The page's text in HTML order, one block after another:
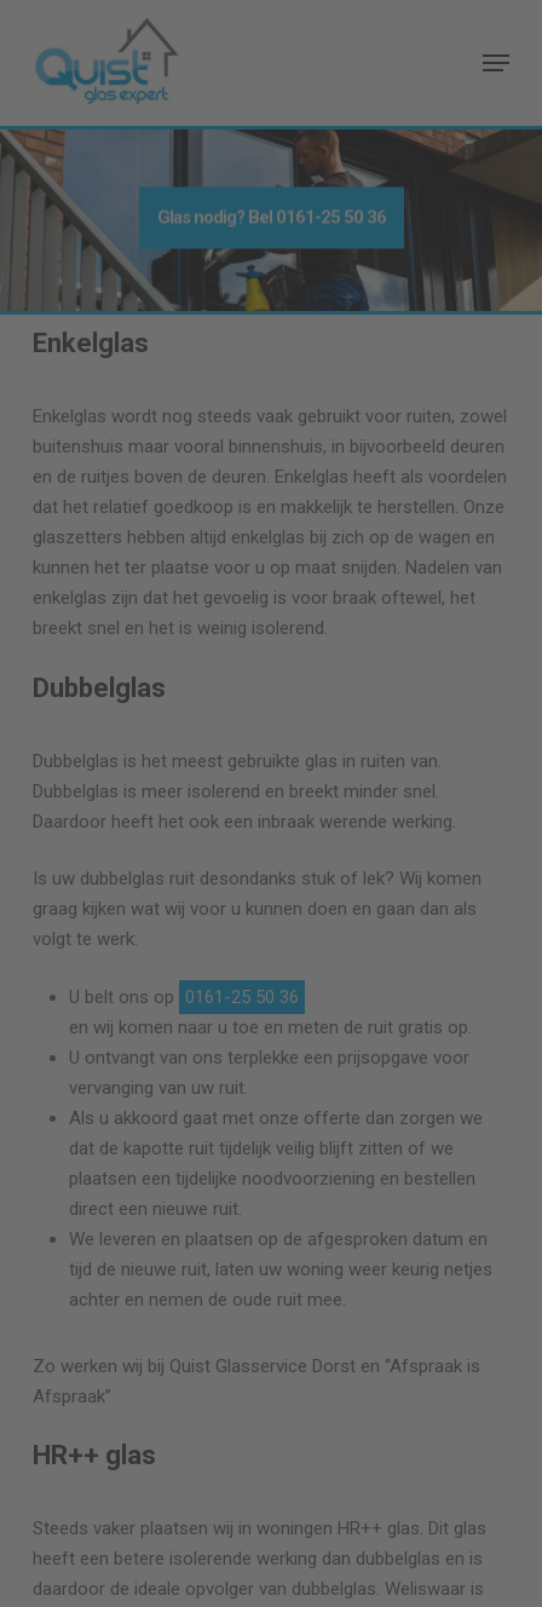
main
Menu
Glas nodig? Bel 0161-25 50 36
Enkelglas
Enkelglas wordt nog steeds vaak gebruikt voor ruiten, zowel
buitenshuis maar vooral binnenshuis, in bijvoorbeeld deuren
en de ruitjes boven de deuren. Enkelglas heeft als voordelen
dat het relatief goedkoop is en makkelijk te herstellen. Onze
glaszetters hebben altijd enkelglas bij zich op de wagen en
kunnen het ter plaatse voor u op maat snijden. Nadelen van
enkelglas zijn dat het gevoelig is voor braak oftewel, het
breekt snel en het is weinig isolerend.
Dubbelglas
Dubbelglas is het meest gebruikte glas in ruiten van.
Dubbelglas is meer isolerend en breekt minder snel.
Daardoor heeft het ook een inbraak werende werking.
Is uw dubbelglas ruit desondanks stuk of lek? Wij komen
graag kijken wat wij voor u kunnen doen en gaan dan als
volgt te werk:
U belt ons op
0161-25 50 36
en wij komen naar u toe en meten de ruit gratis op.
U ontvangt van ons terplekke een prijsopgave voor
vervanging van uw ruit.
Als u akkoord gaat met onze offerte dan zorgen we
dat de kapotte ruit tijdelijk veilig blijft zitten of we
plaatsen een tijdelijke noodvoorziening en bestellen
direct een nieuwe ruit.
We leveren en plaatsen op de afgesproken datum en
tijd de nieuwe ruit, laten uw woning weer keurig netjes
achter en nemen de oude ruit mee.
Zo werken wij bij Quist Glasservice Dorsten “Afspraak is
Afspraak”
HR++ glas
Steeds vaker plaatsen wij in woningen HR++ glas. Dit glas
heeft een betere isolerende werking dan dubbelglas en is
daardoor de ideale opvolger van dubbelglas. Weliswaar is